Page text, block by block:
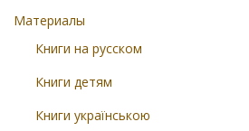
Материалы
Книги на русском
Книги детям
Книги українською